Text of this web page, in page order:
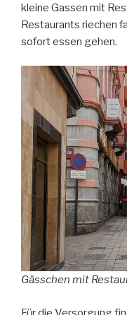
kleine Gassen mit
Restaurants riechen
sofort essen gehen.
Gässchen mit